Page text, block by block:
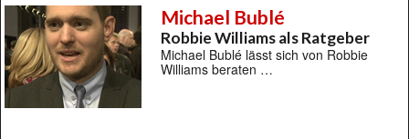
Michael Bublé
Robbie Williams als Ratgeber
Michael Bublé lässt sich von Robbie
Williams beraten …